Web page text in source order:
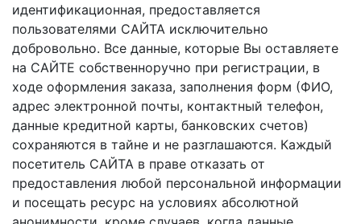
идентификационная, предоставляется
пользователями САЙТА исключительно
добровольно. Все данные, которые Вы оставляете
на САЙТЕ собственноручно при регистрации, в
ходе оформления заказа, заполнения форм (ФИО,
адрес электронной почты, контактный телефон,
данные кредитной карты, банковских счетов)
сохраняются в тайне и не разглашаются. Каждый
посетитель САЙТА в праве отказать от
предоставления любой персональной информации
и посещать ресурс на условиях абсолютной